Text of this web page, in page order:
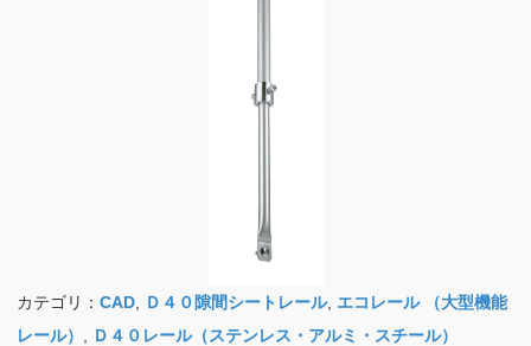
カテゴリ： CAD Ｄ４０隙間シートレール, エコレール （大型機能
レール）
Ｄ４０レール（ステンレス・アルミ・スチール）